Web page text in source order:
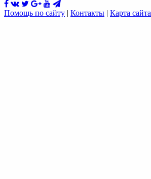
Помощь по сайту | Контакты | Карта сайта